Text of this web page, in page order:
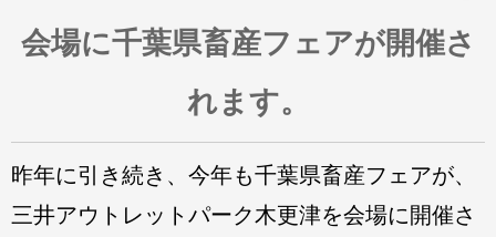
会場に千葉県畜産フェアが開催さ
れます。
昨年に引き続き、今年も千葉県畜産フェアが、
三井アウトレットパーク木更津を会場に開催さ